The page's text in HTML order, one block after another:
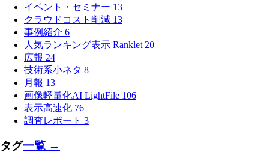
イベント・セミナー 13
クラウドコスト削減 13
事例紹介 6
人気ランキング表示 Ranklet 20
広報 24
技術系小ネタ 8
月報 13
画像軽量化AI LightFile 106
表示高速化 76
調査レポート 3
タグ一覧 →